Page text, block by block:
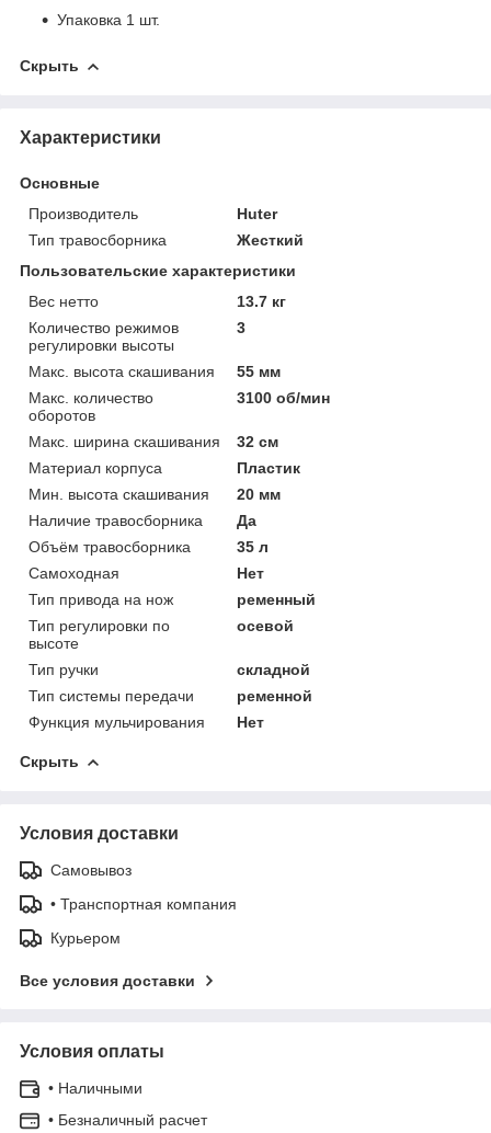
Упаковка 1 шт.
Скрыть
Характеристики
Основные
Производитель
Huter
Тип травосборника
Жесткий
Пользовательские характеристики
Вес нетто
13.7 кг
Количество режимов
регулировки высоты
3
Макс. высота скашивания
55 мм
Макс. количество
оборотов
3100 об/мин
Макс. ширина скашивания
32 см
Материал корпуса
Пластик
Мин. высота скашивания
20 мм
Наличие травосборника
Да
Объём травосборника
35 л
Самоходная
Нет
Тип привода на нож
ременный
Тип регулировки по
высоте
осевой
Тип ручки
складной
Тип системы передачи
ременной
Функция мульчирования
Нет
Скрыть
Условия доставки
Самовывоз
• Транспортная компания
Курьером
Все условия доставки
Условия оплаты
• Наличными
• Безналичный расчет